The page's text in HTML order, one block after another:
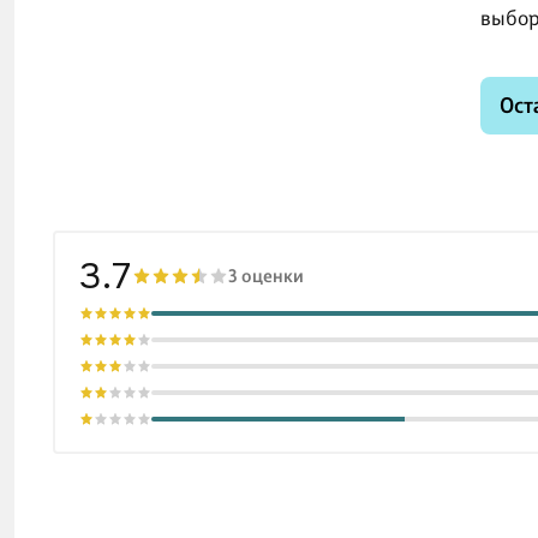
3.7 3 оценки